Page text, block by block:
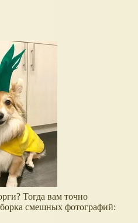
Тогда вам точно
смешных фотографий: